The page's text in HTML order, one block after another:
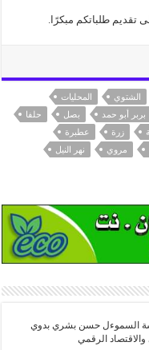
تقديم طلباتكم مبكرًا.
الشتوي
المحليات
بربر أبو حمد بصل
حلفا
زرة
عطبرة
مروي
نهر النيل
السموءل حسن بشري بدوي
والاقتصاد الرقمي